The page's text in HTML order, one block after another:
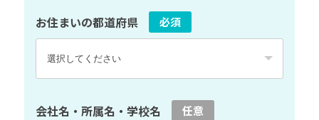
お住まいの都道府県 必須
会社名・所属名・学校名 任意